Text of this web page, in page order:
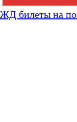
ЖД билеты на